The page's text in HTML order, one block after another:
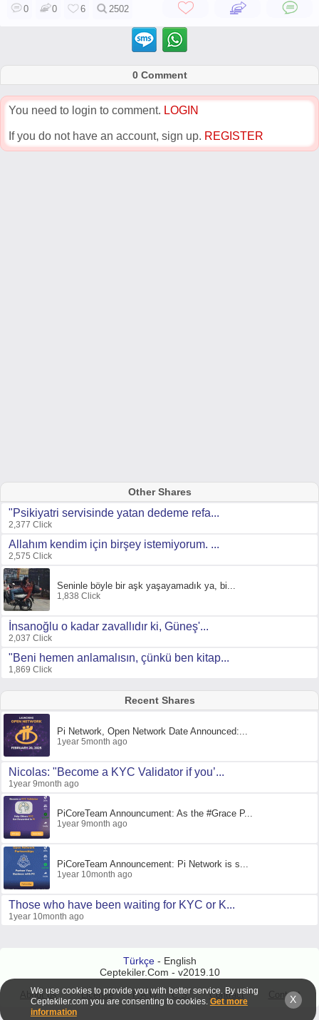
0 0 6 2502
0 Comment
You need to login to comment. LOGIN
If you do not have an account, sign up. REGISTER
Other Shares
"Psikiyatri servisinde yatan dedeme refa...
2,377 Click
Allahım kendim için birşey istemiyorum. ...
2,575 Click
Seninle böyle bir aşk yaşayamadık ya, bi...
1,838 Click
İnsanoğlu o kadar zavallıdır ki, Güneş'...
2,037 Click
"Beni hemen anlamalısın, çünkü ben kitap...
1,869 Click
Recent Shares
Pi Network, Open Network Date Announced:...
1year 5month ago
Nicolas: "Become a KYC Validator if you’...
1year 9month ago
PiCoreTeam Announcument: As the #Grace P...
1year 9month ago
PiCoreTeam Announcement: Pi Network is s...
1year 10month ago
Those who have been waiting for KYC or K...
1year 10month ago
Türkçe- English
Ceptekiler.Com - v2019.10
About us License F.A.Q C.S. Contract Contact
We use cookies to provide you with better service. By using
Ceptekiler.com you are consenting to cookies. Get more
information
X